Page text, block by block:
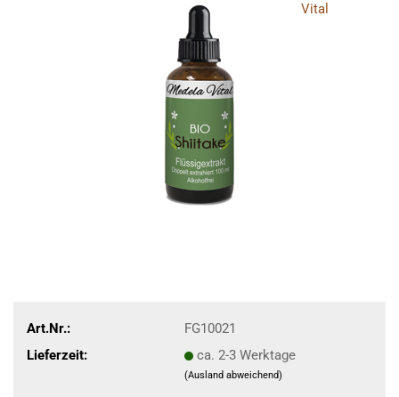
Vital
Art.Nr.:
FG10021
Lieferzeit:
ca. 2-3 Werktage
(Ausland abweichend)